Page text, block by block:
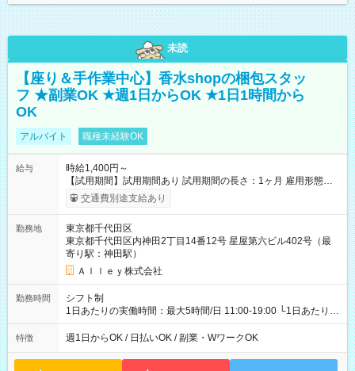
未読
【座り＆手作業中心】香水shopの梱包スタッ
フ ★副業OK ★週1日からOK ★1日1時間から
OK
アルバイト 職種未経験OK
給与
時給1,400円～
【試用期間】試用期間あり 試用期間の長さ：1ヶ月 雇用形態、
給与は本採用時と同じです。
交通費別途支給あり
勤務地
東京都千代田区
東京都千代田区内神田2丁目14番12号 星屋第六ビル402号（最
寄り駅：神田駅）
Ａｌｌｅｙ株式会社
勤務時間
シフト制
1日あたりの実働時間：最大5時間/日 11:00-19:00 └1日あたりの
実働時間：1-5時間 └上記の時間帯内であれば、いつでも勤務可
能！ └平日・土曜日の中で、お好きな曜日でご勤務いただけま
18:00 などのように、自由な働き方が可能なお仕事です！
特徴 週1日からOK / 日払いOK / 副業・WワークOK